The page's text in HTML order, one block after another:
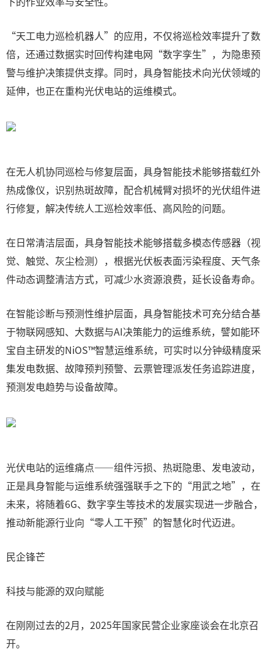
“天工电力巡检机器人”的应用，不仅将巡检效率提升了数
倍，还通过数据实时回传构建电网“数字孪生”，为隐患预
警与维护决策提供支撑。同时，具身智能技术向光伏领域的
延伸，也正在重构光伏电站的运维模式。
在无人机协同巡检与修复层面，具身智能技术能够搭载红外
热成像仪，识别热斑故障，配合机械臂对损坏的光伏组件进
行修复，解决传统人工巡检效率低、高风险的问题。
在日常清洁层面，具身智能技术能够搭载多模态传感器（视
觉、触觉、灰尘检测），根据光伏板表面污染程度、天气条
件动态调整清洁方式，可减少水资源浪费，延长设备寿命。
在智能诊断与预测性维护层面，具身智能技术可充分结合基
于物联网感知、大数据与AI决策能力的运维系统，譬如能环
宝自主研发的NiOS™智慧运维系统，可实时以分钟级精度采
集发电数据、故障预判预警、云票管理派发任务追踪进度，
预测发电趋势与设备故障。
光伏电站的运维痛点——组件污损、热斑隐患、发电波动，
正是具身智能与运维系统强强联手之下的“用武之地”，在
未来，将随着6G、数字孪生等技术的发展实现进一步融合，
推动新能源行业向“零人工干预”的智慧化时代迈进。
民企锋芒
科技与能源的双向赋能
在刚刚过去的2月，2025年国家民营企业家座谈会在北京召
开。